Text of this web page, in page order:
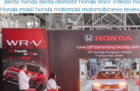
berita honda berita otomotif Honda WRV interior
Honda mobil honda motomobi motomobinews